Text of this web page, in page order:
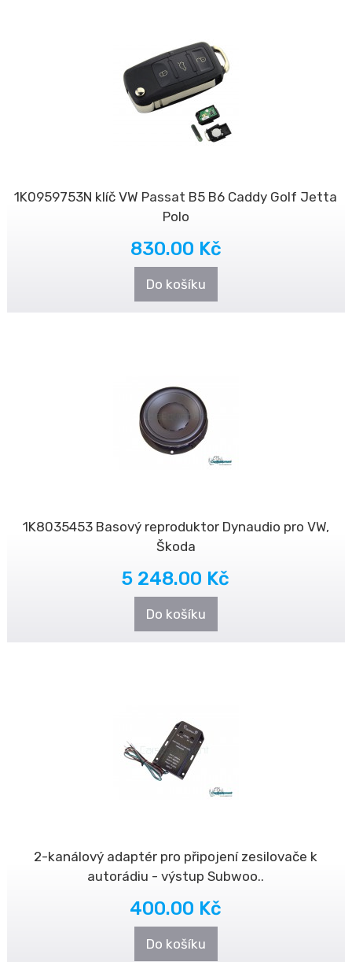
1K0959753N klíč VW Passat B5 B6 Caddy Golf Jetta
Polo
830.00 Kč
Do košíku
1K8035453 Basový reproduktor Dynaudio pro VW,
Škoda
5 248.00 Kč
Do košíku
2-kanálový adaptér pro připojení zesilovače k
autorádiu - výstup Subwoo..
400.00 Kč
Do košíku